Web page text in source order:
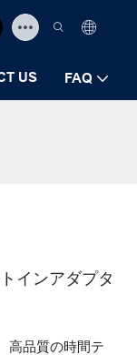
US FAQ
インアダプタ
高品質の時間テ